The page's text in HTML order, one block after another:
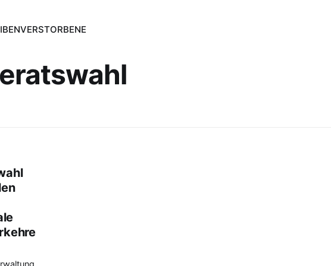
VERSTORBENE